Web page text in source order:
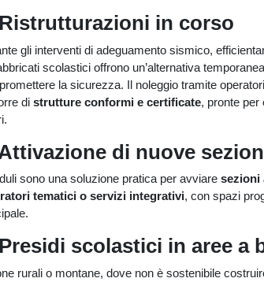
in corso
gli interventi di adeguamento sismico,
scolastici offrono un’alternativa
la sicurezza. Il noleggio tramite
di strutture conformi e certificate, pronte
di nuove
sono una soluzione pratica per avviare sezioni
tematici o servizi integrativi, con spazi
scolastici in aree a
rurali o montane, dove non è sostenibile